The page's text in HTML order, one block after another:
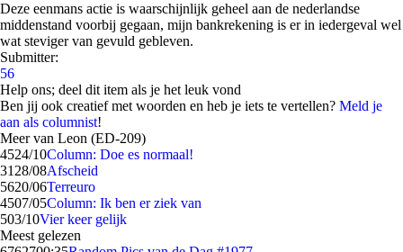
Deze eenmans actie is waarschijnlijk geheel aan de nederlandse
middenstand voorbij gegaan, mijn bankrekening is er in iedergeval wel
wat steviger van gevuld gebleven.
Submitter:
56
Help ons; deel dit item als je het leuk vond
Ben jij ook creatief met woorden en heb je iets te vertellen? Meld je
aan als columnist!
Meer van Leon (ED-209)
4524/10Column: Doe es normaal!
31 28/08Afscheid
5620/06Terreuro
4507/05Column: Ik ben er ziek van
503/10Vier keer gelijk
Meest gelezen